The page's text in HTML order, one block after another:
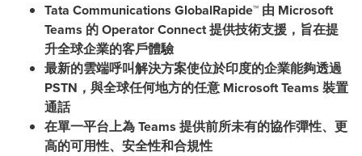
Tata Communications GlobalRapide™ 由 Microsoft
Teams 的Operator Connect提供技術支援，旨在提
升全球企業的客戶體驗
最新的雲端呼叫解決方案使位於印度的企業能夠透過
PSTN ，與全球任何地方的任意 Microsoft Teams 裝置
通話
在單一平台上為Teams 提供前所未有的協作彈性、更
高的可用性、安全性和合規性